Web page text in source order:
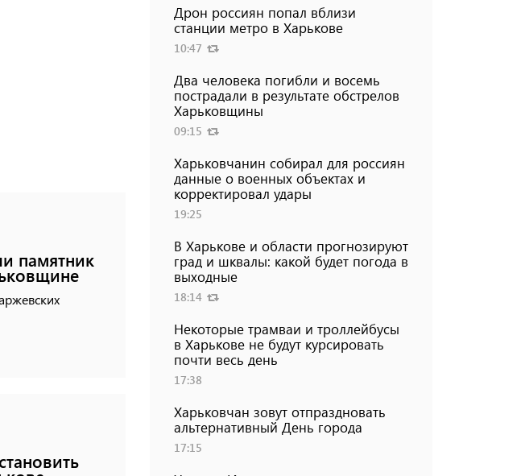
памятник
Дрон россиян попал вблизи
станции метро в Харькове
10:47
Два человека погибли и восемь
пострадали в результате обстрелов
Харьковщины
09:15
Харьковчанин собирал для россиян
данные о военных объектах и ​​
корректировал удары
19:25
В Харькове и области прогнозируют
град и шквалы: какой будет погода в
выходные
18:14
Некоторые трамваи и троллейбусы
в Харькове не будут курсировать
почти весь день
17:38
Харьковчан зовут отпраздновать
альтернативный День города
17:15